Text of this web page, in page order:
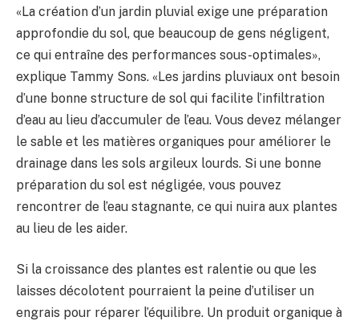
«La création d’un jardin pluvial exige une préparation
approfondie du sol, que beaucoup de gens négligent,
ce qui entraîne des performances sous-optimales»,
explique Tammy Sons. «Les jardins pluviaux ont besoin
d’une bonne structure de sol qui facilite l’infiltration
d’eau au lieu d’accumuler de l’eau. Vous devez mélanger
le sable et les matières organiques pour améliorer le
drainage dans les sols argileux lourds. Si une bonne
préparation du sol est négligée, vous pouvez
rencontrer de l’eau stagnante, ce qui nuira aux plantes
au lieu de les aider.
Si la croissance des plantes est ralentie ou que les
laisses décolotent pourraient la peine d’utiliser un
engrais pour réparer l’équilibre. Un produit organique à